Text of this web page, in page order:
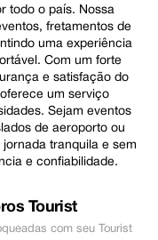
todo o país. Nossa
fretamentos de
uma experiência
Com um forte
e satisfação do
um serviço
Sejam eventos
de aeroporto ou
tranquila e sem
e confiabilidade.
Tourist
com seu Tourist